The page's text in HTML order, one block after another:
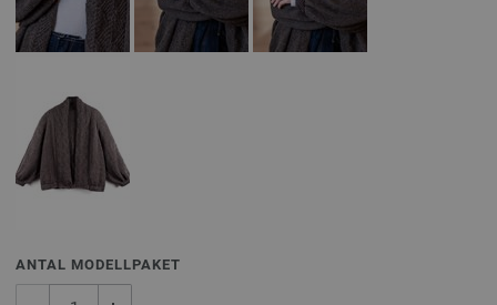
ANTAL MODELLPAKET